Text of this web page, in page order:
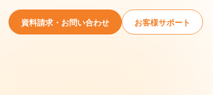
資料請求・お問い合わせ お客様サポート